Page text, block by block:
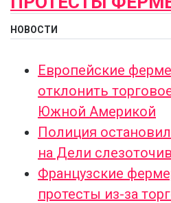
НОВОСТИ
Европейские
отклонить
Южной Америкой
Полиция
на Дели
Французские
протесты из-за